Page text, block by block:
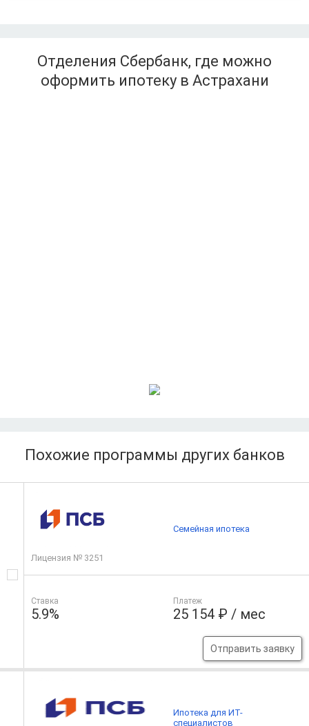
Отделения Сбербанк, где можно
оформить ипотеку в Астрахани
Похожие программы других банков
Лицензия № 3251
Ставка
5.9%
Платеж
25 154 ₽ / мес
Отправить заявку
Семейная ипотека
Ипотека для ИТ-
специалистов